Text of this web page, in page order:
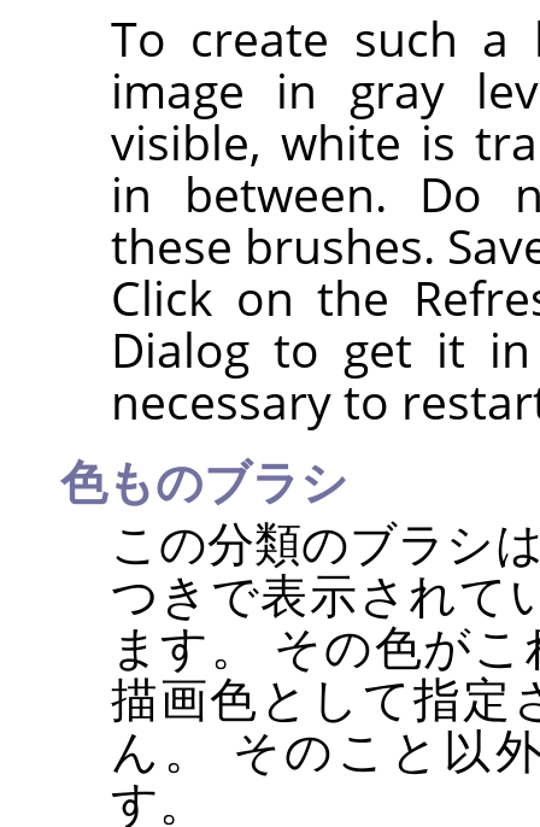
To create such a
image in gray
visible, white is
in between. Do
these brushes.
Click on the
Dialog to get it
necessary to
色ものブラシ
この分類のブラシ
つきで表示されて
ます。 その色が
描画色として指定
ん。 そのこと以
す。